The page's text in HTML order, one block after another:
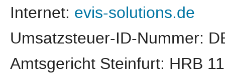
Internet: evis-solutions.de
Umsatzsteuer-ID-Nummer:
Amtsgericht Steinfurt: HRB